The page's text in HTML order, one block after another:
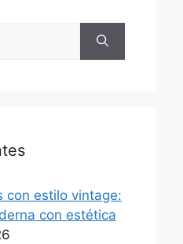
con estilo vintage:
con estética